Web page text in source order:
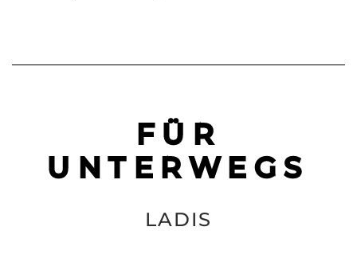
FÜR
UNTERWEGS
LADIS